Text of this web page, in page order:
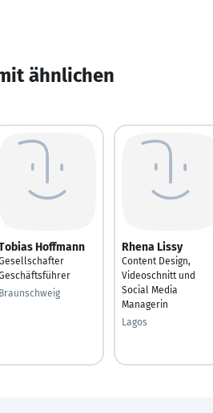
ähnlichen
Hoffmann
Braunschweig
Rhena Lissy
Content Design,
Videoschnitt und
Social Media
Managerin
Lagos